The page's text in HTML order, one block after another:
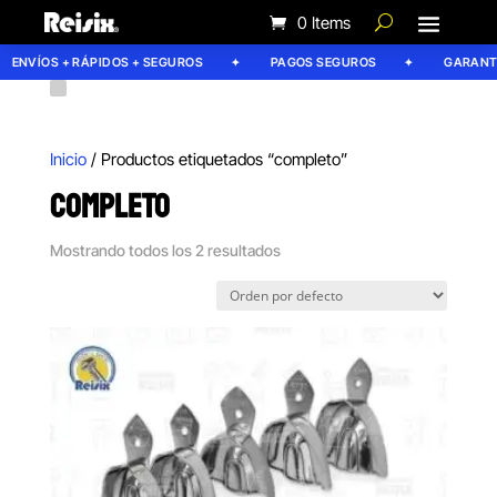
0 Items
ENVÍOS + RÁPIDOS + SEGUROS PAGOS SEGUROS
Inicio/ Productos etiquetados “completo”
COMPLETO
Mostrando todos los 2 resultados